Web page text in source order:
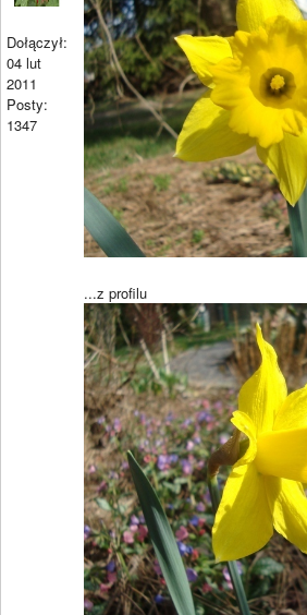
Dołączył:
04 lut
2011
Posty:
1347
...z profilu